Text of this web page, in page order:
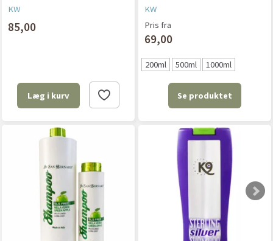
KW
85,00
Læg i kurv
KW
Pris fra
69,00
200ml 500ml 1000ml
Se produktet